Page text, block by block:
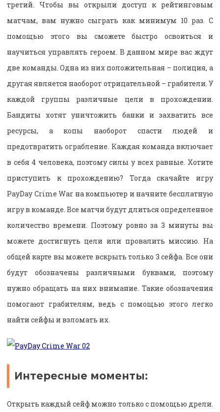
третий. Чтобы вы открыли доступ к рейтинговым
матчам, вам нужно сыграть как минимум 10 раз. С
помощью этого вы сможете быстро освоиться и
научиться управлять героем. В данном мире вас ждут
две команды. Одна из них положительная – полиция, а
другая является наоборот отрицательной – грабители. У
каждой группы различные цели в прохождении.
Бандиты хотят уничтожить банки и захватить все
ресурсы, а копы наоборот спасти людей и
предотвратить ограбление. Каждая команда включает
в себя 4 человека, поэтому силы у всех равные. Хотите
приступить к прохождению? Тогда скачайте игру
PayDay Crime War на компьютер и начните бесплатную
игру в команде. Все матчи будут длиться определенное
количество времени. Поэтому ровно за 3 минуты вы
можете достигнуть цели или провалить миссию. На
общей карте вы можете вскрыть только 3 сейфа. Все они
будут обозначены различными буквами, поэтому
нужно обращать на них внимание. Такие обозначения
помогают грабителям, ведь с помощью этого легко
найти сейфы и взломать их.
Интересные моменты:
Открыть каждый сейф можно только с помощью дрели.